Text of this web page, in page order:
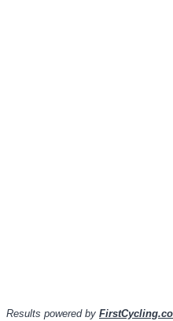
Results powered by